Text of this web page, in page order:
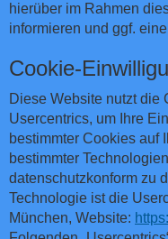
hierüber im Rahmen
informieren und ggf.
Cookie-
Diese Website nutzt die
Usercentrics, um Ihre
bestimmter Cookies auf
bestimmter
datenschutzkonform zu
Technologie ist die
München, Website: